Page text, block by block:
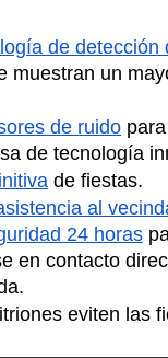
de detección
muestran un
de ruido
de tecnología
de fiestas.
al
24 horas
en contacto
eviten las